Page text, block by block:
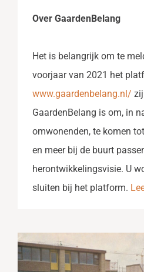
Over GaardenBelang
Het is belangrijk om te
voorjaar van 2021 het
www.gaardenbelang.nl/
GaardenBelang is om, in
omwonenden, te komen
en meer bij de buurt
herontwikkelingsvisie. U
sluiten bij het platform.